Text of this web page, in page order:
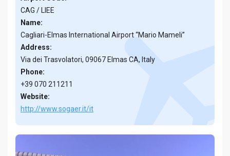
CAG / LIEE
Name:
Cagliari-Elmas International Airport “Mario Mameli”
Address:
Via dei Trasvolatori, 09067 Elmas CA, Italy
Phone:
+39 070 211211
Website:
http://www.sogaer.it/it